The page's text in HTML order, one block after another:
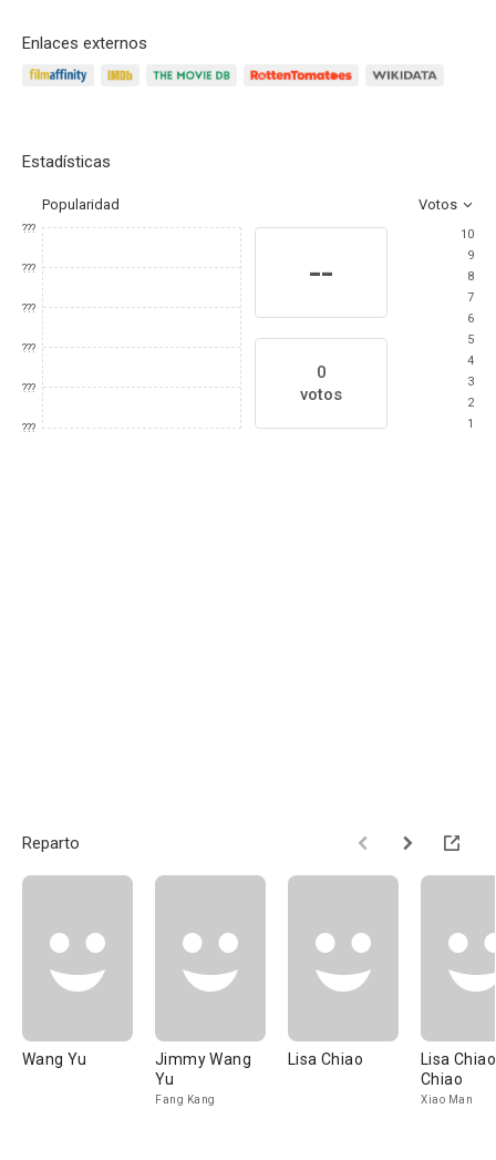
Enlaces externos
Estadísticas
Popularidad Votos
???
???
???
???
???
???
--
0
votos
10
9
8
7
6
5
4
3
2
1
Reparto
Wang Yu
Jimmy Wang
Yu
Fang Kang
Lisa Chiao
Lisa Chiao
Chiao
Xiao Man